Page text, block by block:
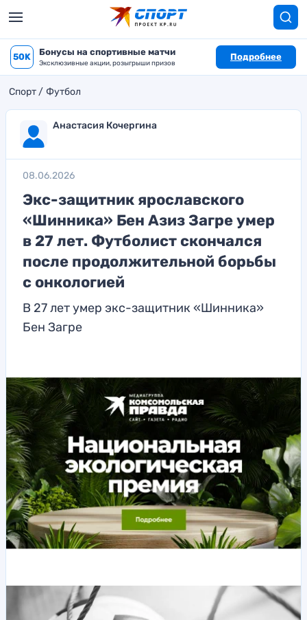
50K Бонусы на спортивные матчи
Эксклюзивные акции, розыгрыши призов
Подробнее
Спорт Футбол
Анастасия Кочергина
08.06.2026
Экс-защитник ярославского
«Шинника» Бен Азиз Загре умер
в 27 лет. Футболист скончался
после продолжительной борьбы
с онкологией
В 27 лет умер экс-защитник «Шинника»
Бен Загре